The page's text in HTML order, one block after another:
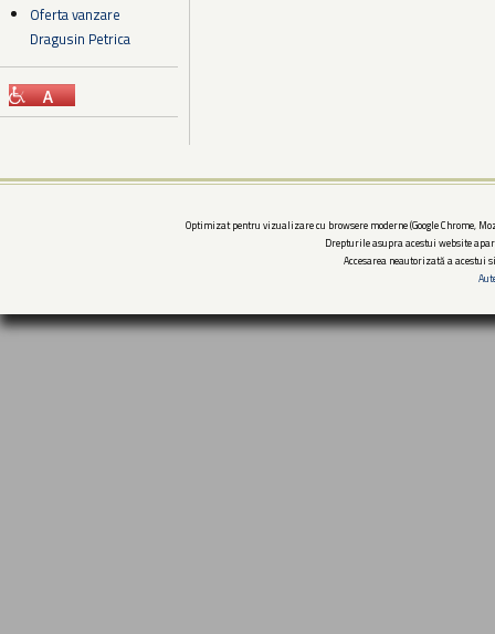
Oferta vanzare
Dragusin Petrica
Optimizat pentru vizualizare cu browsere moderne (Google Chrome,
Drepturile asupra acestui website
Accesarea neautorizată a acestui